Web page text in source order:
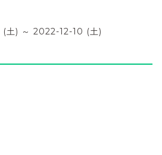
土) ～ 2022-12-10 (土)